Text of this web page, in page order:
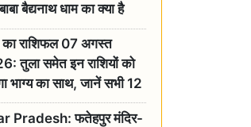
बैद्यनाथ धाम का क्या है
से संबंध? जानिए ज्योतिर्लिंग की
राशिफल 07 अगस्त
तुला समेत इन राशियों को
भाग्य का साथ, जानें सभी 12
का दैनिक भाग्यफल
Pradesh: फतेहपुर मंदिर-